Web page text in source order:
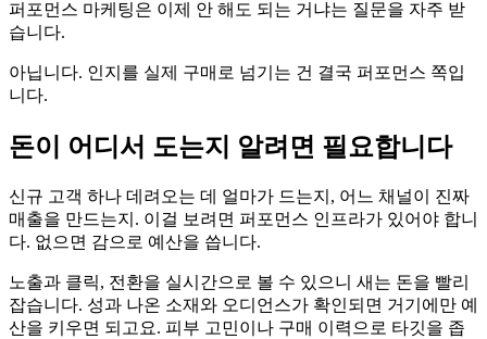
퍼포먼스 마케팅은 이제 안 해도 되는 거냐는 질문을 자주 받
습니다.
아닙니다. 인지를 실제 구매로 넘기는 건 결국 퍼포먼스 쪽입
니다.
돈이 어디서 도는지 알려면 필요합니다
신규 고객 하나 데려오는 데 얼마가 드는지, 어느 채널이 진짜
매출을 만드는지. 이걸 보려면 퍼포먼스 인프라가 있어야 합니
다. 없으면 감으로 예산을 씁니다.
노출과 클릭, 전환을 실시간으로 볼 수 있으니 새는 돈을 빨리
잡습니다. 성과 나온 소재와 오디언스가 확인되면 거기에만 예
산을 키우면 되고요. 피부 고민이나 구매 이력으로 타깃을 좁